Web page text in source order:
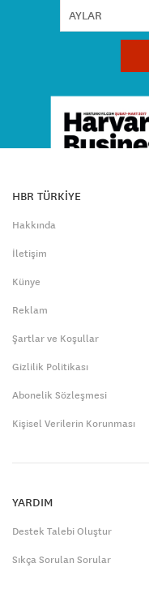
HBR TÜRKİYE
Hakkında
İletişim
Künye
Reklam
Şartlar ve Koşullar
Gizlilik Politikası
Abonelik Sözleşmesi
Kişisel Verilerin Korunması
YARDIM
Destek Talebi Oluştur
Sıkça Sorulan Sorular